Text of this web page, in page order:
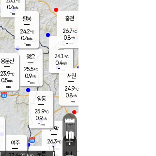
문막
26.3℃
1.1m/s
mm
부론
0.4m/s
-mm
청운
25.5℃
0.9m/s
-mm
팔봉
24.2℃
0.4m/s
-mm
여주
양동
25.9℃
0.9m/s
-mm
시동
24.1℃
0.4m/s
- mm
귀래
서원
24.9℃
0.8m/s
-mm
용문산
23.9℃
0.5m/s
-mm
홍천
26.7℃
0.8m/s
-mm
+